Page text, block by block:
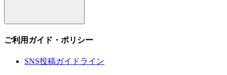
ご利用ガイド・ポリシー
SNS投稿ガイドライン